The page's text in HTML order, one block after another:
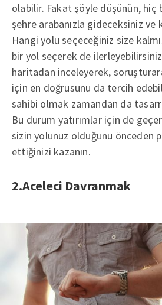
olabilir. Fakat şöyle düşünün, hiç
şehre arabanızla gideceksiniz ve
Hangi yolu seçeceğiniz size
bir yol seçerek de
haritadan inceleyerek,
için en doğrusunu da tercih
sahibi olmak zamandan da
Bu durum yatırımlar için de
sizin yolunuz olduğunu önceden
ettiğinizi kazanın.
2.Aceleci Davranmak